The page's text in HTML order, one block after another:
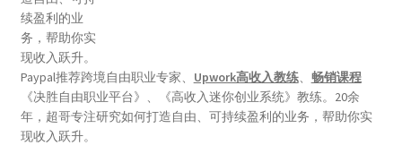
Paypal推荐跨境自由职业专家、 Upwork高收入教练、 畅销课程
《决胜自由职业平台》、《高收入迷你创业系统》教练。20余
年，超哥专注研究如何打造自由、可持续盈利的业务，帮助你实
现收入跃升。